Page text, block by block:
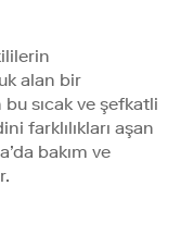
alan bir
sıcak ve şefkatli
farklılıkları aşan
bakım ve